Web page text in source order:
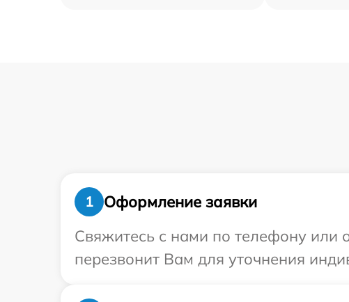
1
Оформление заявки
Свяжитесь с нами по телефону или
перезвонит Вам для уточнения